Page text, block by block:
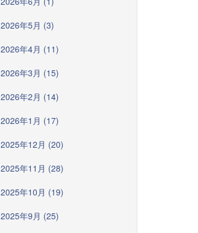
2026年5月 (3)
2026年4月 (11)
2026年3月 (15)
2026年2月 (14)
2026年1月 (17)
2025年12月 (20)
2025年11月 (28)
2025年10月 (19)
2025年9月 (25)